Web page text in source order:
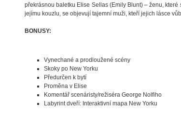
překrásnou baletku Elise Sellas (Emily Blunt) – ženu,
jejímu kouzlu, se objevují tajemní muži, kteří jejich lásce
BONUSY:
Vynechané a prodloužené scény
Skoky po New Yorku
Předurčen k bytí
Proměna v Elise
Komentář scenáristy/režiséra George Nolfiho
Labyrint dveří: Interaktivní mapa New Yorku